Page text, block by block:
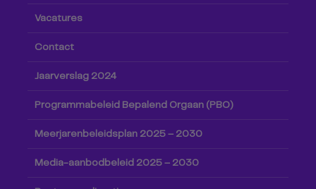
Vacatures
Contact
Jaarverslag 2024
Programmabeleid Bepalend Orgaan (PBO)
Meerjarenbeleidsplan 2025 – 2030
Media-aanbodbeleid 2025 – 2030